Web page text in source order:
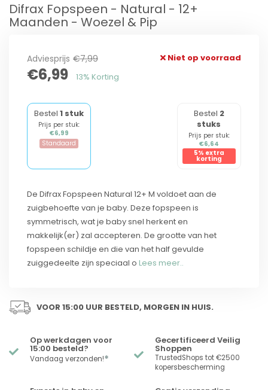
Difrax Fopspeen - Natural - 12+
Maanden - Woezel & Pip
Adviesprijs €7,99
€6,99 13% Korting
Niet op voorraad
Bestel 1 stuk
Prijs per stuk:
€6,99
Standaard
Bestel 2
stuks
Prijs per stuk:
€6,64
5% extra
korting
De Difrax Fopspeen Natural 12+ M voldoet aan de
zuigbehoefte van je baby. Deze fopspeen is
symmetrisch, wat je baby snel herkent en
makkelijk(er) zal accepteren. De grootte van het
fopspeen schildje en die van het half gevulde
zuiggedeelte zijn speciaal o Lees meer..
VOOR 15:00 UUR BESTELD, MORGEN IN HUIS.
Op werkdagen voor
15:00 besteld?
Vandaag verzonden!*
Gecertificeerd Veilig
Shoppen
TrustedShops tot €2500
kopersbescherming